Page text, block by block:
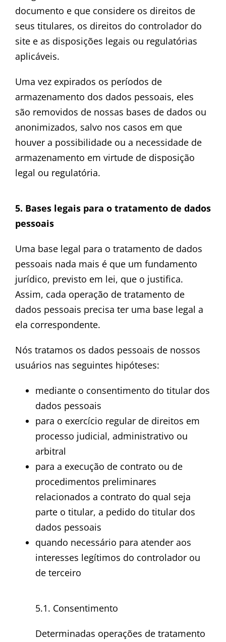
documento e que considere os direitos de
seus titulares, os direitos do controlador do
site e as disposições legais ou regulatórias
aplicáveis.
Uma vez expirados os períodos de
armazenamento dos dados pessoais, eles
são removidos de nossas bases de dados ou
anonimizados, salvo nos casos em que
houver a possibilidade ou a necessidade de
armazenamento em virtude de disposição
legal ou regulatória.
5. Bases legais para o tratamento de dados
pessoais
Uma base legal para o tratamento de dados
pessoais nada mais é que um fundamento
jurídico, previsto em lei, que o justifica.
Assim, cada operação de tratamento de
dados pessoais precisa ter uma base legal a
ela correspondente.
Nós tratamos os dados pessoais de nossos
usuários nas seguintes hipóteses:
mediante o consentimento do titular dos
dados pessoais
para o exercício regular de direitos em
processo judicial, administrativo ou
arbitral
para a execução de contrato ou de
procedimentos preliminares
relacionados a contrato do qual seja
parte o titular, a pedido do titular dos
dados pessoais
quando necessário para atender aos
interesses legítimos do controlador ou
de terceiro
5.1. Consentimento
Determinadas operações de tratamento